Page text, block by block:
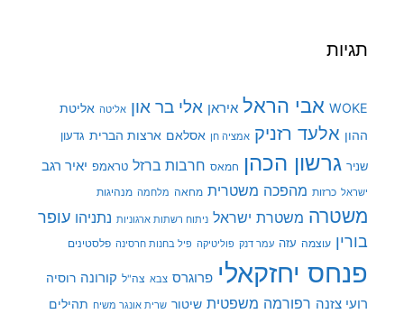
תגיות
WOKE אבי הראל איראן אלי בר און אליטה אליטת
ההון אלעד רזניק אמציה חן אסלאם ארצות הברית גדעון
שניר גרשון הכהן חמאס חרבות ברזל טראמפ יאיר רגב
ישראל כרזות מהפכה משטרית מחאה מלחמה מנהיגות
משטרה משטרת ישראל ניתוח רשתות ארגוניות נתניהו עופר
בורין עוצמה עזה עמר דנק פוליטיקה פיל בחנות חרסינה פלסטינים
פנחס יחזקאלי פרוגרס צבא צה"ל קורונה רוסיה
רועי צזנה רפורמה משפטית שיטור שרית אונגר משיח תהילים